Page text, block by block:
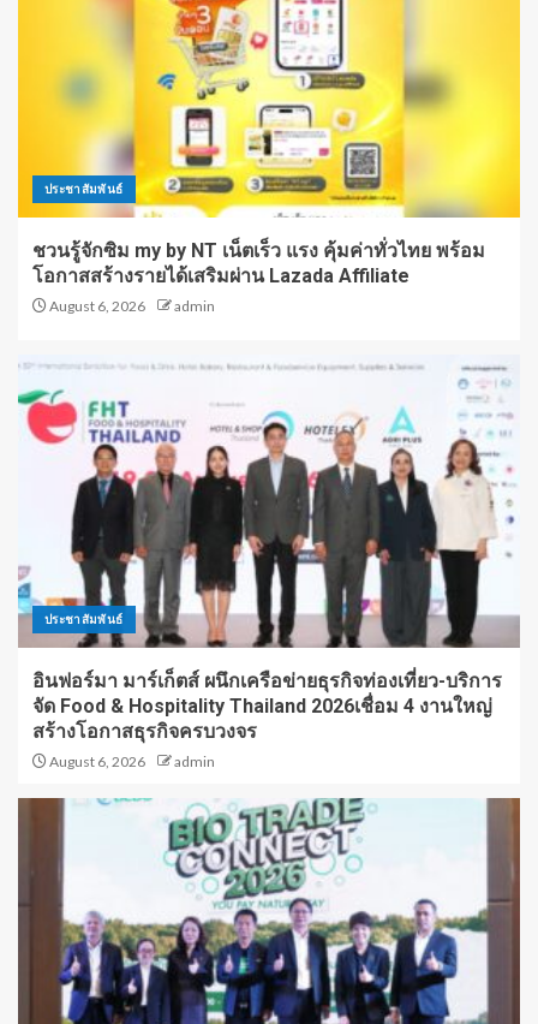
ประชาสัมพันธ์
ชวนรู้จักซิม my by NT เน็ตเร็ว แรง คุ้มค่าทั่วไทย พร้อม
โอกาสสร้างรายได้เสริมผ่าน Lazada Affiliate
August 6, 2026 admin
ประชาสัมพันธ์
อินฟอร์มา มาร์เก็ตส์ ผนึกเครือข่ายธุรกิจท่องเที่ยว-บริการ
จัด Food & Hospitality Thailand 2026เชื่อม 4 งานใหญ่
สร้างโอกาสธุรกิจครบวงจร
August 6, 2026 admin